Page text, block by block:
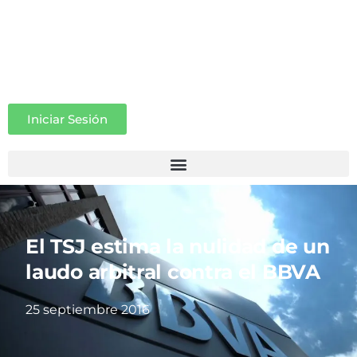
Iniciar Sesión
El TSJ estima la nulidad de un
laudo arbitral contra el BBVA
25 septiembre 2016